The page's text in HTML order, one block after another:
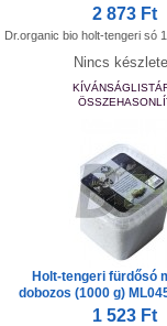
2 873 Ft
Dr.organic bio holt-tengeri só
Nincs
Holt-tengeri fürdősó
dobozos (1000 g)
1 523 Ft